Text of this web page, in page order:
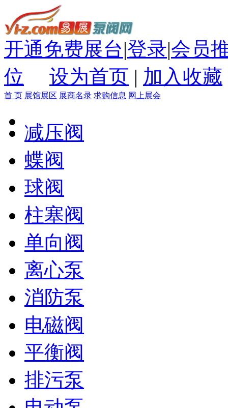
开通免费展台|登录|会员
位
设为首页 | 加入收藏
首 页 展馆展区 展商名录 求购信息 网上展会
减压阀
蝶阀
球阀
柱塞阀
单向阀
离心泵
消防泵
电磁阀
平衡阀
排污泵